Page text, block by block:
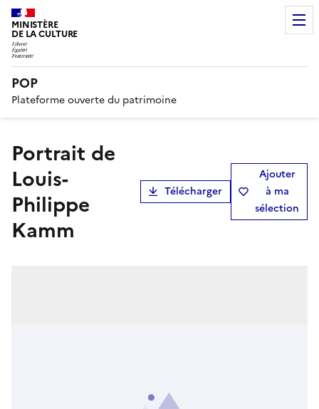
MINISTÈRE
DE LA CULTURE
POP
Plateforme ouverte du patrimoine
Portrait de
Louis-
Philippe
Kamm
Télécharger
Ajouter
à ma
sélection